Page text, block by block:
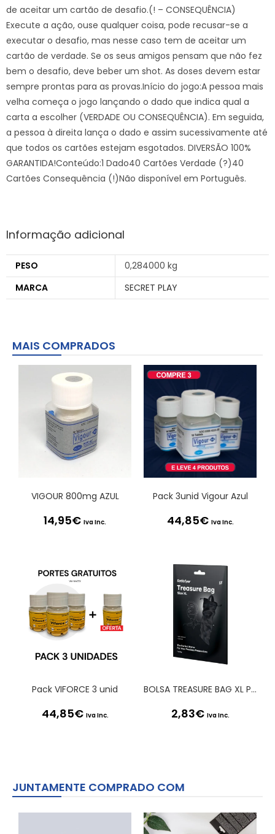
de aceitar um cartão de desafio.(! – CONSEQUÊNCIA)
Execute a ação, ouse qualquer coisa, pode recusar-se a
executar o desafio, mas nesse caso tem de aceitar um
cartão de verdade. Se os seus amigos pensam que não fez
bem o desafio, deve beber um shot. As doses devem estar
sempre prontas para as provas.Início do jogo:A pessoa mais
velha começa o jogo lançando o dado que indica qual a
carta a escolher (VERDADE OU CONSEQUÊNCIA). Em seguida,
a pessoa à direita lança o dado e assim sucessivamente até
que todos os cartões estejam esgotados. DIVERSÃO 100%
GARANTIDA!Conteúdo:1 Dado40 Cartões Verdade (?)40
Cartões Consequência (!)Não disponível em Português.
Informação adicional
PESO
0,284000 kg
MARCA
SECRET PLAY
MAIS COMPRADOS
VIGOUR 800mg AZUL
14,95€ Iva Inc.
Pack 3unid Vigour Azul
44,85€ Iva Inc.
Pack VIFORCE 3 unid
44,85€ Iva Inc.
BOLSA TREASURE BAG XL PRETA SATISFYER
2,83€ Iva Inc.
JUNTAMENTE COMPRADO COM